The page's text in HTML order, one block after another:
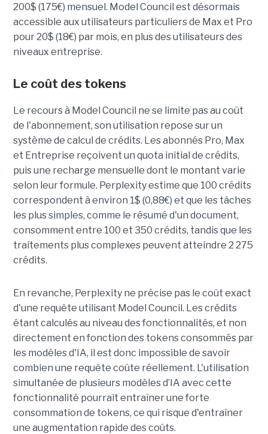
200$ (175€) mensuel. Model Council est désormais
accessible aux utilisateurs particuliers de Max et Pro
pour 20$ (18€) par mois, en plus des utilisateurs des
niveaux entreprise.
Le coût des tokens
Le recours à Model Council ne se limite pas au coût
de l'abonnement, son utilisation repose sur un
système de calcul de crédits. Les abonnés Pro, Max
et Entreprise reçoivent un quota initial de crédits,
puis une recharge mensuelle dont le montant varie
selon leur formule. Perplexity estime que 100 crédits
correspondent à environ 1$ (0,88€) et que les tâches
les plus simples, comme le résumé d'un document,
consomment entre 100 et 350 crédits, tandis que les
traitements plus complexes peuvent atteindre 2 275
crédits.
En revanche, Perplexity ne précise pas le coût exact
d'une requête utilisant Model Council. Les crédits
étant calculés au niveau des fonctionnalités, et non
directement en fonction des tokens consommés par
les modèles d'IA, il est donc impossible de savoir
combien une requête coûte réellement. L'utilisation
simultanée de plusieurs modèles d’IA avec cette
fonctionnalité pourrait entraîner une forte
consommation de tokens, ce qui risque d'entraîner
une augmentation rapide des coûts.